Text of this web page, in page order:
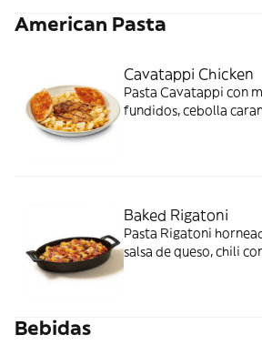
American Pasta
Cavatappi Chicken
Pasta Cavatappi con
fundidos, cebolla
Baked Rigatoni
Pasta Rigatoni
salsa de queso, chili
Bebidas